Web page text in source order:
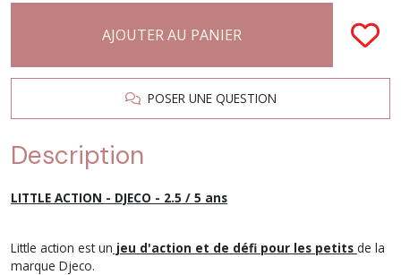
AJOUTER AU PANIER
POSER UNE QUESTION
Description
LITTLE ACTION - DJECO - 2.5 / 5 ans
Little action est un jeu d'action et de défi pour les petits de la
marque Djeco.